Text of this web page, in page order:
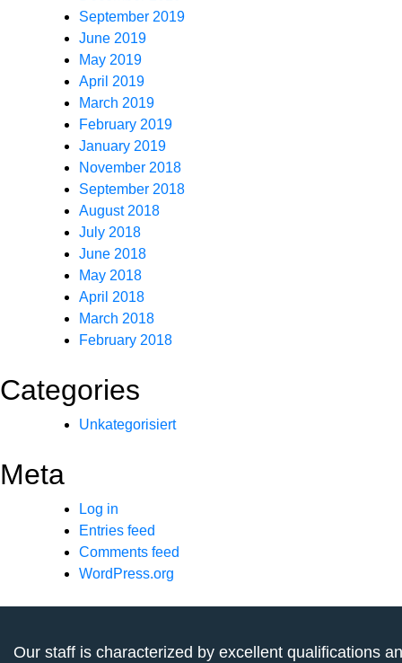
September 2019
June 2019
May 2019
April 2019
March 2019
February 2019
January 2019
November 2018
September 2018
August 2018
July 2018
June 2018
May 2018
April 2018
March 2018
February 2018
Categories
Unkategorisiert
Meta
Log in
Entries feed
Comments feed
WordPress.org
Our staff is characterized by excellent qualifications